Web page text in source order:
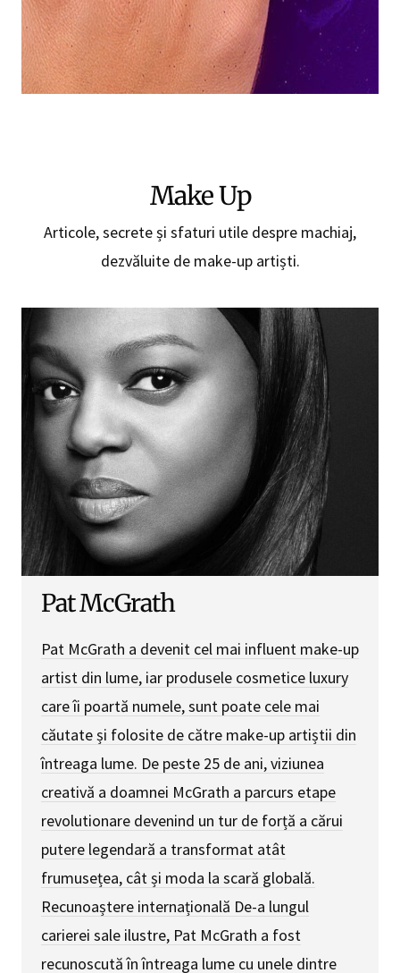
Make Up
Articole, secrete și sfaturi utile despre machiaj,
dezvăluite de make-up artiști.
Pat McGrath
Pat McGrath a devenit cel mai influent make-up
artist din lume, iar produsele cosmetice luxury
care îi poartă numele, sunt poate cele mai
căutate și folosite de către make-up artiștii din
întreaga lume. De peste 25 de ani, viziunea
creativă a doamnei McGrath a parcurs etape
revolutionare devenind un tur de forță a cărui
putere legendară a transformat atât
frumusețea, cât și moda la scară globală.
Recunoaștere internațională De-a lungul
carierei sale ilustre, Pat McGrath a fost
recunoscută în întreaga lume cu unele dintre